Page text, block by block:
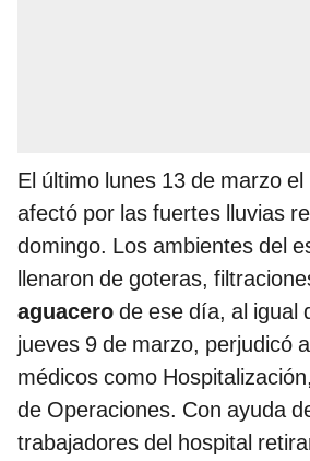
El último lunes 13 de marzo
afectó por las fuertes lluvias
domingo. Los ambientes del
llenaron de goteras,
aguacero de ese día, al igual
jueves 9 de marzo, perjudicó
médicos como
de Operaciones. Con ayuda
trabajadores del hospital